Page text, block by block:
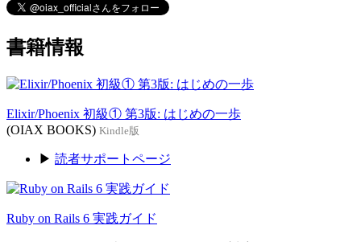
書籍情報
Elixir/Phoenix 初級① 第3版: はじめの一歩
(OIAX BOOKS) Kindle版
▶ 読者サポートページ
Ruby on Rails 6 実践ガイド